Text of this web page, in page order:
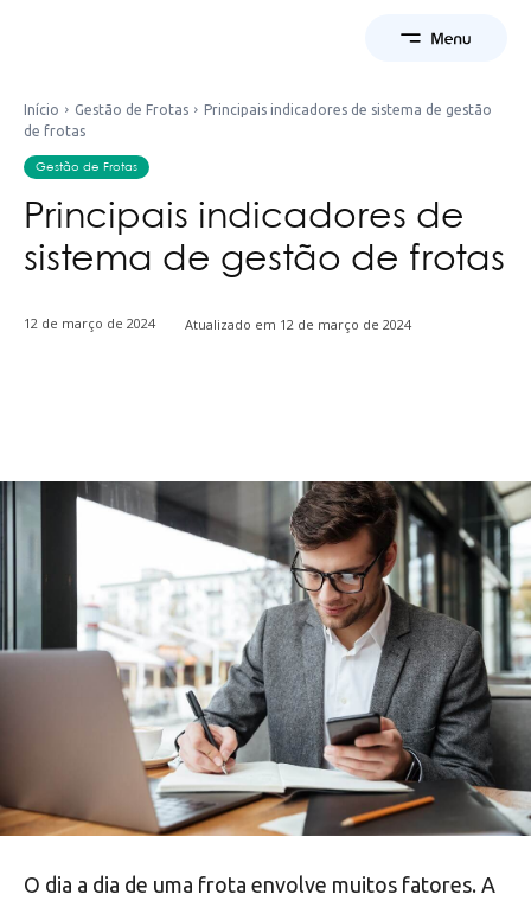
Início Gestão de Frotas
Principais indicadores de sistema de gestão
de frotas
Gestão de Frotas
Principais indicadores de
sistema de gestão de frotas
12 de março de 2024 Atualizado em 12 de março de 2024
O dia a dia de uma frota envolve muitos fatores. A